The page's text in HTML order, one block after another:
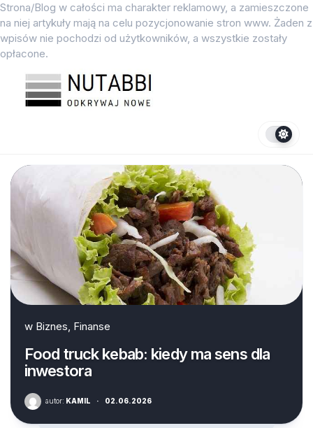
Przejdź
do
treści
Strona/Blog w całości ma charakter reklamowy, a zamieszczone
na niej artykuły mają na celu pozycjonowanie stron www. Żaden z
wpisów nie pochodzi od użytkowników, a wszystkie zostały
opłacone.
w Biznes, Finanse
Food truck kebab: kiedy ma sens dla
inwestora
autor: KAMIL · 02.06.2026